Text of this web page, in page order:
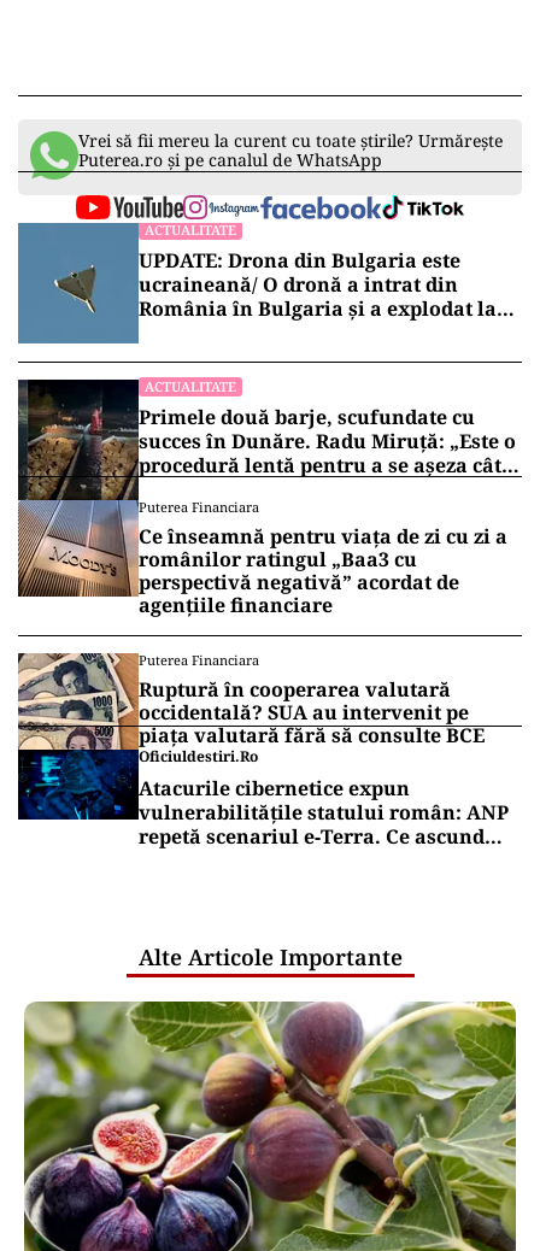
Vrei să fii mereu la curent cu toate știrile? Urmărește
Puterea.ro și pe canalul de WhatsApp
ACTUALITATE
UPDATE: Drona din Bulgaria este
ucraineană/ O dronă a intrat din
România în Bulgaria şi a explodat la
ACTUALITATE
Primele două barje, scufundate cu
succes în Dunăre. Radu Miruță: „Este o
procedură lentă pentru a se așeza cât
Puterea Financiara
Ce înseamnă pentru viața de zi cu zi a
românilor ratingul „Baa3 cu
perspectivă negativă” acordat de
agențiile financiare
Puterea Financiara
Ruptură în cooperarea valutară
occidentală? SUA au intervenit pe
piața valutară fără să consulte BCE
Oficiuldestiri.ro
Atacurile cibernetice expun
vulnerabilitățile statului român: ANP
repetă scenariul e‑Terra. Ce ascund
Alte Articole Importante